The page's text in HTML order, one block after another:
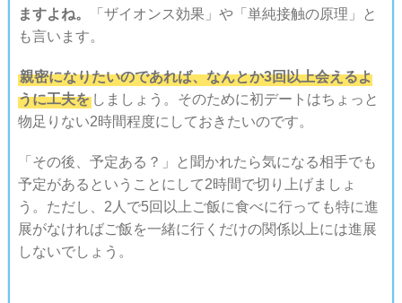
ますよね。
「ザイオンス効果」や「単純接触の原理」と
も言います。
親密になりたいのであれば、なんとか3回以上会えるよ
うに工夫をしましょう。そのために初デートはちょっと
物足りない2時間程度にしておきたいのです。
「その後、予定ある？」と聞かれたら気になる相手でも
予定があるということにして2時間で切り上げましょ
う。ただし、2人で5回以上ご飯に食べに行っても特に進
展がなければご飯を一緒に行くだけの関係以上には進展
しないでしょう。